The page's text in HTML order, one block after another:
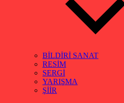
BİLDİRİ SANAT
RESİM
SERGİ
YARIŞMA
ŞİİR